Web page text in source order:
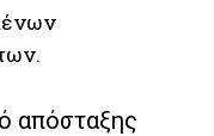
απόσταξης